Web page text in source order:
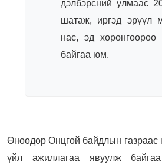
дэлбэрсний улмаас
шатаж, иргэд эрүүл
нас, эд хөрөнгөөрөө
байгаа юм.
Өнөөдөр Онцгой байдлын газраас
үйл ажиллагаа явуулж